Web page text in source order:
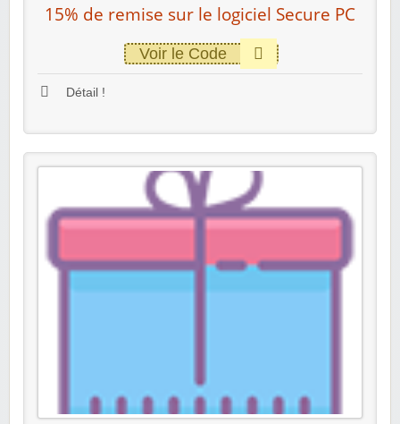
15% de remise sur le logiciel Secure PC
Voir le Code
Détail !